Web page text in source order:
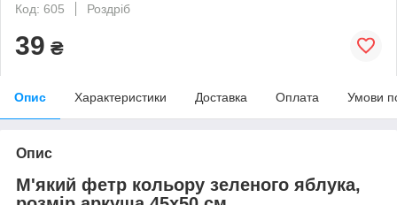
Код: 605
Роздріб
39 ₴
Опис Характеристики Доставка Оплата Умови
Опис
М'який фетр кольору зеленого яблука,